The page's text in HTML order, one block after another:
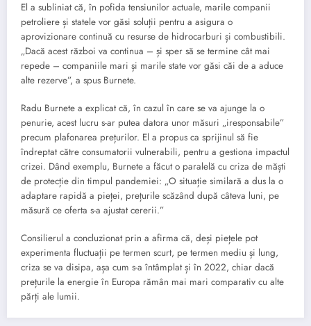
El a subliniat că, în pofida tensiunilor actuale, marile companii
petroliere și statele vor găsi soluții pentru a asigura o
aprovizionare continuă cu resurse de hidrocarburi și combustibili.
„Dacă acest război va continua – și sper să se termine cât mai
repede – companiile mari și marile state vor găsi căi de a aduce
alte rezerve”, a spus Burnete.
Radu Burnete a explicat că, în cazul în care se va ajunge la o
penurie, acest lucru s-ar putea datora unor măsuri „iresponsabile”
precum plafonarea prețurilor. El a propus ca sprijinul să fie
îndreptat către consumatorii vulnerabili, pentru a gestiona impactul
crizei. Dând exemplu, Burnete a făcut o paralelă cu criza de măști
de protecție din timpul pandemiei: „O situație similară a dus la o
adaptare rapidă a pieței, prețurile scăzând după câteva luni, pe
măsură ce oferta s-a ajustat cererii.”
Consilierul a concluzionat prin a afirma că, deși piețele pot
experimenta fluctuații pe termen scurt, pe termen mediu și lung,
criza se va disipa, așa cum s-a întâmplat și în 2022, chiar dacă
prețurile la energie în Europa rămân mai mari comparativ cu alte
părți ale lumii.